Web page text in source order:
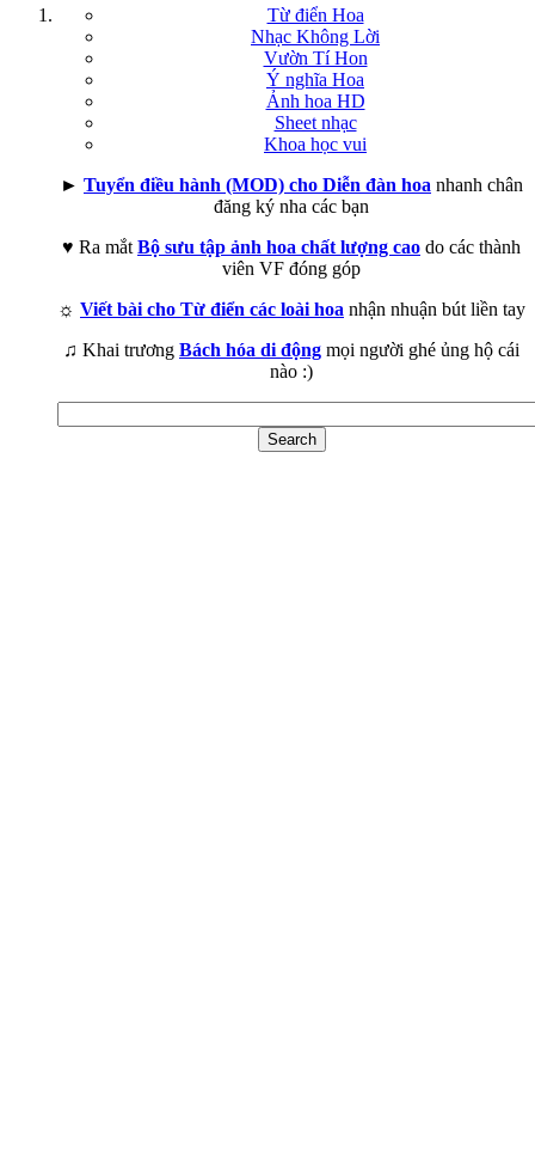
Từ điển Hoa
Nhạc Không Lời
Vườn Tí Hon
Ý nghĩa Hoa
Ảnh hoa HD
Sheet nhạc
Khoa học vui
► Tuyển điều hành (MOD) cho Diễn đàn hoa nhanh chân
đăng ký nha các bạn
♥ Ra mắt Bộ sưu tập ảnh hoa chất lượng cao do các thành
viên VF đóng góp
☼ Viết bài cho Từ điển các loài hoa nhận nhuận bút liền tay
♫ Khai trương Bách hóa di động mọi người ghé ủng hộ cái
nào :)